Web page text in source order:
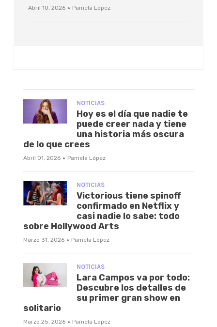
Abril 10, 2026 · Pamela López
NOTICIAS
Hoy es el día que nadie te
puede creer nada y tiene
una historia más oscura
de lo que crees
Abril 01, 2026 · Pamela López
NOTICIAS
Victorious tiene spinoff
confirmado en Netflix y
casi nadie lo sabe: todo
sobre Hollywood Arts
Marzo 31, 2026 · Pamela López
NOTICIAS
Lara Campos va por todo:
Descubre los detalles de
su primer gran show en
solitario
Marzo 25, 2026 · Pamela López